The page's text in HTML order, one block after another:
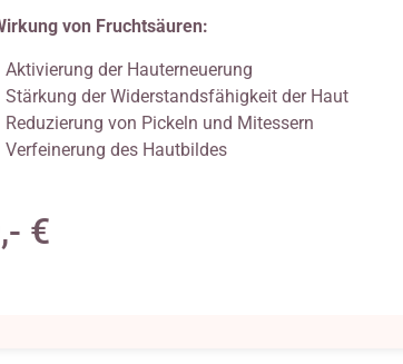
von Fruchtsäuren:
Aktivierung der Hauterneuerung
Stärkung der Widerstandsfähigkeit der Haut
Reduzierung von Pickeln und Mitessern
Verfeinerung des Hautbildes
€